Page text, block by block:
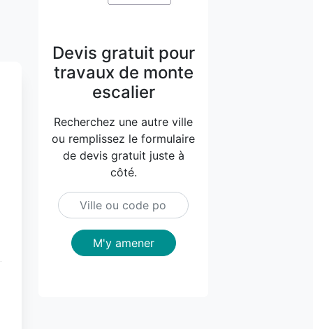
Devis gratuit pour
travaux de monte
escalier
Recherchez une autre ville
ou remplissez le formulaire
de devis gratuit juste à
côté.
M'y amener